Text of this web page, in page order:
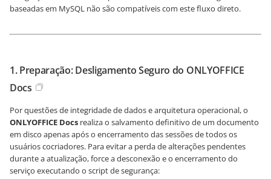
baseadas em MySQL não são compatíveis com este fluxo direto.
1. Preparação: Desligamento Seguro do ONLYOFFICE
Docs
Por questões de integridade de dados e arquitetura operacional, o
ONLYOFFICE Docs realiza o salvamento definitivo de um documento
em disco apenas após o encerramento das sessões de todos os
usuários cocriadores. Para evitar a perda de alterações pendentes
durante a atualização, force a desconexão e o encerramento do
serviço executando o script de segurança: